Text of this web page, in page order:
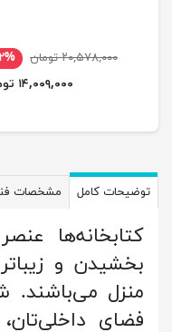
۲۰,۵۷۸,۰۰۰ تومان
۱۴,۰۰۹,۰۰۰ تومان
توضیحات کامل مشخصات
کتابخانه‌ها
بخشیدن و
منزل می‌باشند.
فضای